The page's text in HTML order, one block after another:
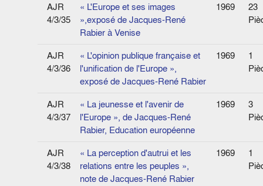
AJR
4/3/35
« L'Europe et ses images
»,exposé de Jacques-René
Rabier à Venise
1969
23
AJR
4/3/36
« L'opinion publique française et
l'unification de l'Europe »,
exposé de Jacques-René Rabier
1969
1
AJR
4/3/37
« La jeunesse et l'avenir de
l'Europe », de Jacques-René
Rabier, Education européenne
1969
3
AJR
4/3/38
« La perception d'autrui et les
relations entre les peuples »,
note de Jacques-René Rabier
1969
1